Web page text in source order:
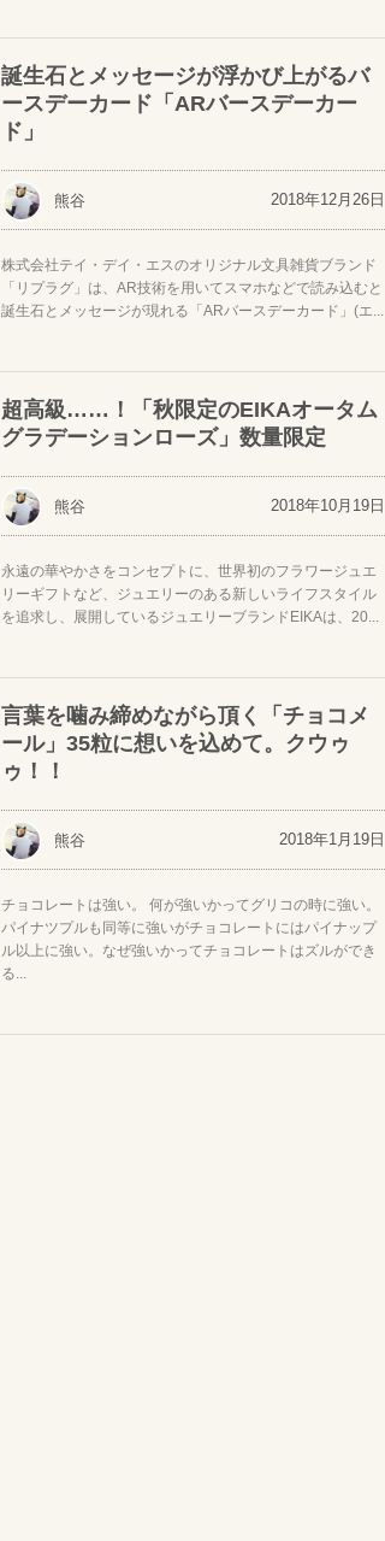
誕生石とメッセージが浮かび上がるバ
ースデーカード「ARバースデーカー
ド」
熊谷 2018年12月26日
株式会社テイ・デイ・エスのオリジナル文具雑貨ブランド
「リプラグ」は、AR技術を用いてスマホなどで読み込むと
誕生石とメッセージが現れる「ARバースデーカード」(エ...
超高級……！「秋限定のEIKAオータム
グラデーションローズ」数量限定
熊谷 2018年10月19日
永遠の華やかさをコンセプトに、世界初のフラワージュエ
リーギフトなど、ジュエリーのある新しいライフスタイル
を追求し、展開しているジュエリーブランドEIKAは、20...
言葉を噛み締めながら頂く「チョコメ
ール」35粒に想いを込めて。クウゥ
ゥ！！
熊谷 2018年1月19日
チョコレートは強い。 何が強いかってグリコの時に強い。
パイナツプルも同等に強いがチョコレートにはパイナップ
ル以上に強い。なぜ強いかってチョコレートはズルができ
る...